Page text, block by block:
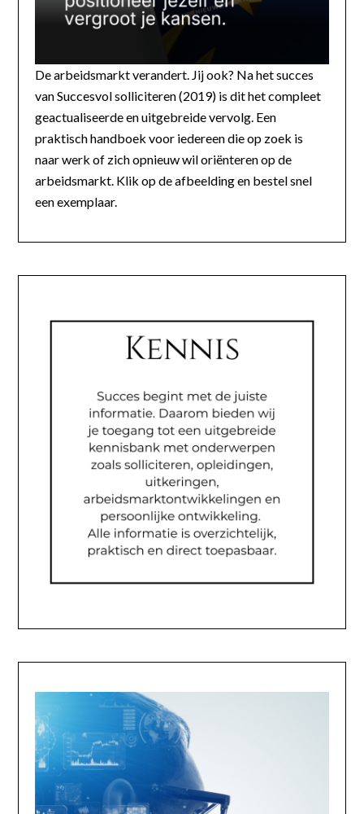
De arbeidsmarkt verandert. Jij ook? Na het succes
van Succesvol solliciteren (2019) is dit het compleet
geactualiseerde en uitgebreide vervolg. Een
praktisch handboek voor iedereen die op zoek is
naar werk of zich opnieuw wil oriënteren op de
arbeidsmarkt. Klik op de afbeelding en bestel snel
een exemplaar.